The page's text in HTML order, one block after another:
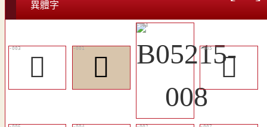
異體字
󸸈 𨜥 󸸊